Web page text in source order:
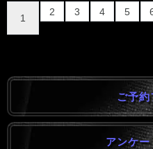
1
2 3 4 5
ご予約
アンケー